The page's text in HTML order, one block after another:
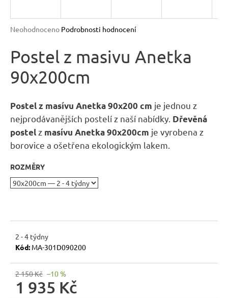
Průměrné
produktu
je
0,0
z
hvězdiček.
Neohodnoceno Podrobnosti hodnocení
Postel z masivu Anetka
90x200cm
Postel z masívu Anetka 90x200 cm je jednou z
nejprodávanějších postelí z naší nabídky. Dřevěná
postelz masívu Anetka90x200cm je vyrobena z
borovice a ošetřena ekologickým lakem.
ROZMĚRY
2 - 4 týdny
Kód: MA-301D090200
2 150 Kč –10 %
1 935 Kč
a
í
t
?
HLEDAT
D
o